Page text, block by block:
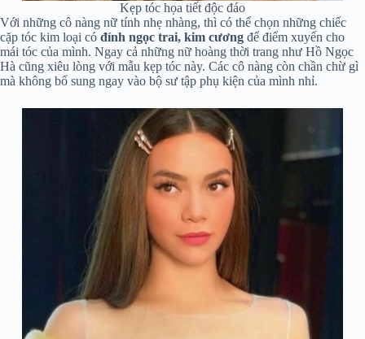
Kẹp tóc họa tiết độc đáo
Với những cô nàng nữ tính nhẹ nhàng, thì có thể chọn những chiếc
cặp tóc kim loại có đính ngọc trai, kim cương để điểm xuyến cho
mái tóc của mình. Ngay cả những nữ hoàng thời trang như Hồ Ngọc
Hà cũng xiêu lòng với mẫu kẹp tóc này. Các cô nàng còn chần chừ gì
mà không bổ sung ngay vào bộ sư tập phụ kiện của mình nhỉ.